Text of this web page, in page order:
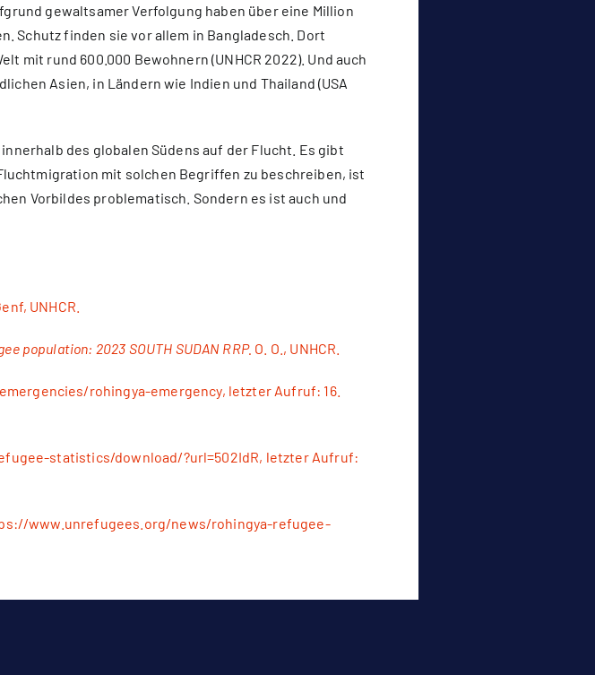
gewaltsamer Verfolgung haben über eine Million
Schutz finden sie vor allem in Bangladesch. Dort
mit rund 600.000 Bewohnern (UNHCR 2022). Und auch
Asien, in Ländern wie Indien und Thailand (USA
des globalen Südens auf der Flucht. Es gibt
mit solchen Begriffen zu beschreiben, ist
Vorbildes problematisch. Sondern es ist auch und
UNHCR.
population: 2023 SOUTH SUDAN RRP. O. O., UNHCR.
rohingya-emergency, letzter Aufruf: 16.
statistics/download/?url=502IdR, letzter Aufruf:
www.unrefugees.org/news/rohingya-refugee-